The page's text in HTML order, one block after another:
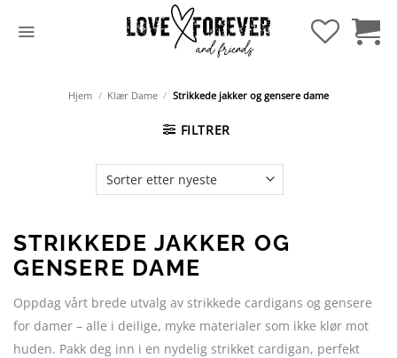
Hjem / Klær Dame / Strikkede jakker og gensere dame
FILTRER
STRIKKEDE JAKKER OG
GENSERE DAME
Oppdag vårt brede utvalg av strikkede cardigans og gensere
for damer – alle i deilige, myke materialer som ikke klør mot
huden. Pakk deg inn i en nydelig strikket cardigan, perfekt